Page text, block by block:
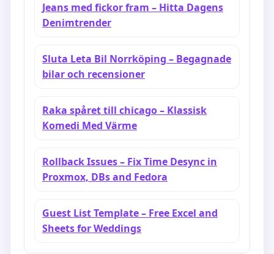
Jeans med fickor fram – Hitta Dagens
Denimtrender
Sluta Leta Bil Norrköping – Begagnade
bilar och recensioner
Raka spåret till chicago – Klassisk
Komedi Med Värme
Rollback Issues – Fix Time Desync in
Proxmox, DBs and Fedora
Guest List Template – Free Excel and
Sheets for Weddings